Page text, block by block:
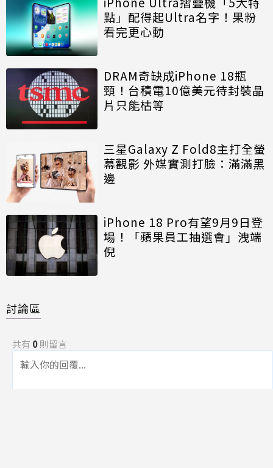
點」配得起Ultra名字！果粉
看完更心動
DRAM奇缺成iPhone 18瓶
頸！台積電10億美元待封裝晶
片只能枯等
三星Galaxy Z Fold8主打全螢
幕觀影 外媒實測打臉：滿滿黑
邊
iPhone 18 Pro有望9月9日登
場！「蘋果員工抽選會」洩端
倪
討論區
共有 0則留言